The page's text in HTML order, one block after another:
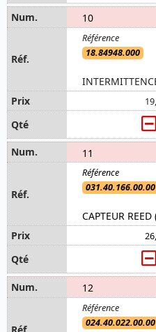
10
18.84948.000
11
031.40.166.00.00
CAPTEUR
12
024.40.022.00.00